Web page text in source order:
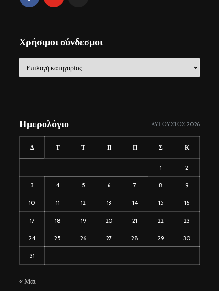
Χρήσιμοι σύνδεσμοι
σύνδεσμοι
Ημερολόγιο ΑΎΓΟΥΣΤΟΣ 2026
Δ Τ Τ Π Π Σ Κ
1 2
3 4 5 6 7 8 9
10 11 12 13 14 15 16
17 18 19 20 21 22 23
24 25 26 27 28 29 30
31
« Μάι